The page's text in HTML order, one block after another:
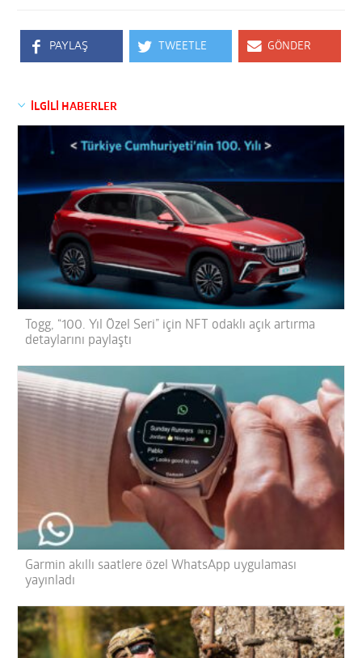
PAYLAŞ TWEETLE GÖNDER
İLGİLİ HABERLER
Togg, “100. Yıl Özel Seri” için NFT odaklı açık artırma
detaylarını paylaştı
Garmin akıllı saatlere özel WhatsApp uygulaması
yayınladı